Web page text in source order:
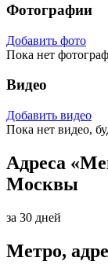
Фотографии
Добавить фото
Пока нет
Видео
Добавить видео
Пока нет видео,
Адреса
Москвы
за 30 дней
Метро,